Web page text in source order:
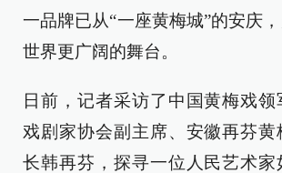
一品牌已从“一座黄梅城”的安庆
世界更广阔的舞台。
日前，记者采访了中国黄梅戏领
戏剧家协会副主席、安徽再芬
长韩再芬，探寻一位人民艺术家